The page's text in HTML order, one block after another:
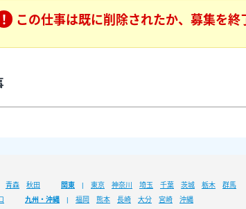
この仕事は既に削除されたか、募集を終
青森 秋田 関東 東京 神奈川 埼玉 千葉 茨城 栃木 群馬
九州・沖縄 福岡 熊本 長崎 大分 宮崎 沖縄